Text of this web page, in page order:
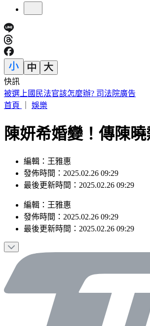
快訊
遠見天下創辦人高希均90歲辭世！「長
首頁
娛樂
陳妍希婚變！傳陳
編輯：王雅惠
發佈時間：2025.02.26 09:29
最後更新時間：2025.02.26 09:29
編輯 ： 王雅惠
發佈時間： 2025.02.26 09:29
最後更新時間： 2025.02.26 09:29